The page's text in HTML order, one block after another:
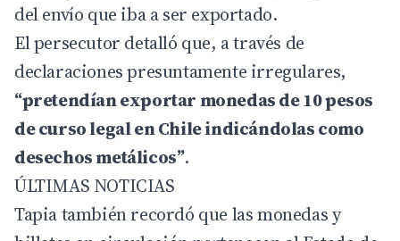
del envío que iba a ser exportado.
El persecutor detalló que, a través de
declaraciones presuntamente irregulares,
“pretendían exportar monedas de 10 pesos
de curso legal en Chile indicándolas como
desechos metálicos”.
ÚLTIMAS NOTICIAS
Tapia también recordó que las monedas y